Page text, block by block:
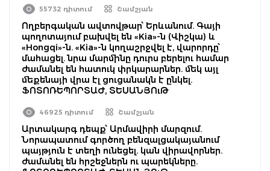
55732 դիտում Շամշյան
Ողբերգական ավտովթար՝ Երևանում. Գայի
պողոտայում բախվել են «Kia»-ն (Վիշկա) և
«Hongqi»-ն. «Kia»-ն կողաշրջվել է, վարորդը՝
մահացել. նրա մարմինը դուրս բերելու համար
ժամանել են հատուկ փրկարարներ. մեկ այլ
մեքենայի վրա էլ ցուցանակն է ընկել.
ՖՈՏՈՌԵՊՈՐՏԱԺ, ՏԵՍԱՆՅՈւԹ
46925 դիտում Շամշյան
Արտակարգ դեպք՝ Արմավիրի մարզում.
Նորապատում գործող բենզալցակայանում
պայթյուն է տեղի ունեցել. կան վիրավորներ.
ժամանել են հրշեջներն ու պարեկները.